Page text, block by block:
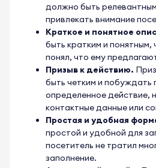
должно быть
привлекать внимание
Краткое и понятное
быть кратким и понятным,
понял, что ему
Призыв к действию.
быть четким и побуждать
определенное действие,
контактные данные или
Простая и удобная
простой и удобной для
посетитель не тратил
заполнение.